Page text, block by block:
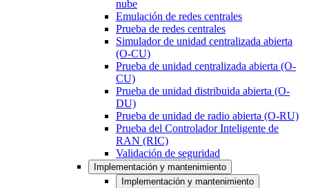
nube
Emulación de redes centrales
Prueba de redes centrales
Simulador de unidad centralizada abierta
(O-CU)
Prueba de unidad centralizada abierta (O-
CU)
Prueba de unidad distribuida abierta (O-
DU)
Prueba de unidad de radio abierta (O-RU)
Prueba del Controlador Inteligente de
RAN (RIC)
Validación de seguridad
Implementación y mantenimiento
Implementación y mantenimiento